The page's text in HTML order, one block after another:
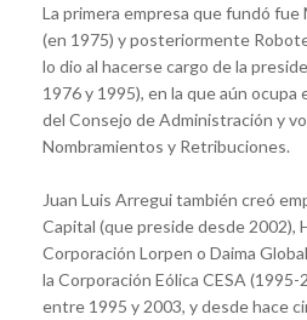
La primera empresa que fundó fue
(en 1975) y posteriormente
lo dio al hacerse cargo de la
1976 y 1995), en la que aún
del Consejo de Administración y
Nombramientos y Retribuciones.
Juan Luis Arregui también creó
Capital (que preside desde 2002),
Corporación Lorpen o Daima
la Corporación Eólica CESA
entre 1995 y 2003, y desde hace